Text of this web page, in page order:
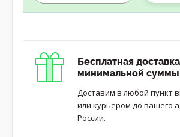
Бесплатная
минимальной суммы
Доставим в любой пункт
или курьером до вашего
России.